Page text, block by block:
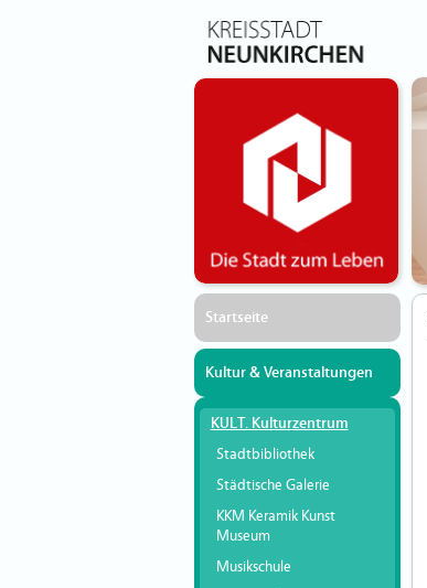
Startseite
Kultur & Veranstaltungen
KULT. Kulturzentrum
Stadtbibliothek
Städtische Galerie
KKM Keramik Kunst
Museum
Musikschule